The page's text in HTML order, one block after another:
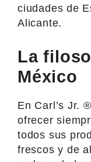
ciudades de
Alicante.
La
México
En Carl’s Jr.
ofrecer
todos sus
frescos y de